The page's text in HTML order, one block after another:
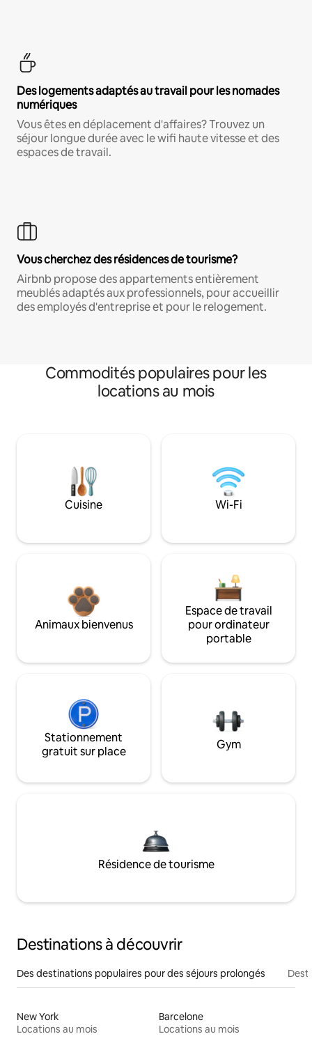
Des logements adaptés au travail pour les nomades
numériques
Vous êtes en déplacement d'affaires? Trouvez un
séjour longue durée avec le wifi haute vitesse et des
espaces de travail.
Vous cherchez des résidences de tourisme?
Airbnb propose des appartements entièrement
meublés adaptés aux professionnels, pour accueillir
des employés d'entreprise et pour le relogement.
Commodités populaires pour les
locations au mois
Cuisine Wi-Fi
Animaux bienvenus
Espace de travail
pour ordinateur
portable
Stationnement
gratuit sur place
Gym
Résidence de tourisme
Destinations à découvrir
Des destinations populaires pour des séjours prolongés
New York
Locations au mois
Barcelone
Locations au mois